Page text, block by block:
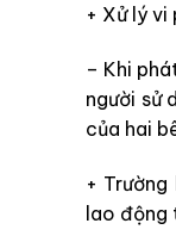
+ Xử lý
– Khi
người sử
của hai
+
lao động